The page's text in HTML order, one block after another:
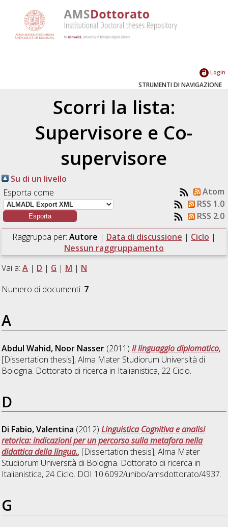
Login
STRUMENTI DI NAVIGAZIONE
Scorri la lista:
Supervisore e Co-
supervisore
Su di un livello
Esporta come
Atom
RSS 1.0
RSS 2.0
Raggruppa per: Autore | Data di discussione | Ciclo |
Nessun raggruppamento
Vai a:A | D | G | M | N
Numero di documenti: 7.
A
Abdul Wahid, Noor Nasser (2011)Il linguaggio diplomatico,
[Dissertation thesis], Alma Mater Studiorum Università di
Bologna. Dottorato di ricerca in Italianistica, 22 Ciclo.
D
Di Fabio, Valentina (2012)Linguistica Cognitiva e analisi
retorica: indicazioni per un percorso sulla metafora nella
didattica della lingua., [Dissertation thesis], Alma Mater
Studiorum Università di Bologna. Dottorato di ricerca in
Italianistica, 24 Ciclo. DOI 10.6092/unibo/amsdottorato/4937.
G